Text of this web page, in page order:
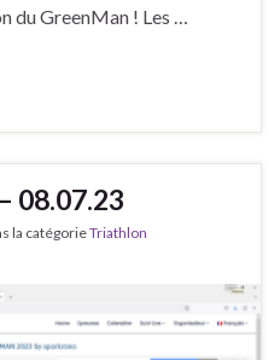
du GreenMan ! Les …
08.07.23
la catégorieTriathlon